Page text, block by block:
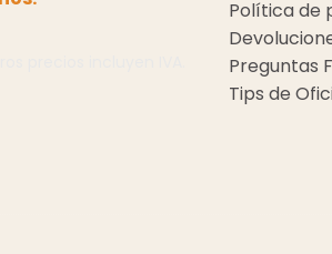
Política de
Preguntas
Tips de